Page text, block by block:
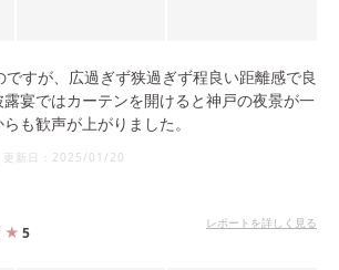
すが、広過ぎず狭過ぎず程良い距離感で良
宴ではカーテンを開けると神戸の夜景が一
も歓声が上がりました。
更新日： 2025/01/20
5
レポートを詳しく見る